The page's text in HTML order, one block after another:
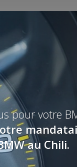
pour votre
au Chili.